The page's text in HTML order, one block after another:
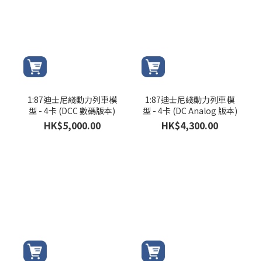
1:87迪士尼綫動力列車模
型 - 4卡 (DCC 數碼版本)
HK$5,000.00
1:87迪士尼綫動力列車模
型 - 4卡 (DC Analog 版本)
HK$4,300.00